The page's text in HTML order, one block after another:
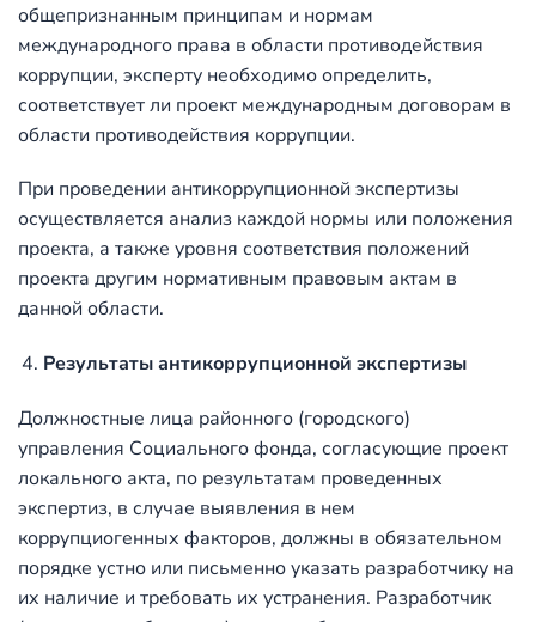
общепризнанным принципам и нормам
международного права в области противодействия
коррупции, эксперту необходимо определить,
соответствует ли проект международным договорам в
области противодействия коррупции.
При проведении антикоррупционной экспертизы
осуществляется анализ каждой нормы или положения
проекта, а также уровня соответствия положений
проекта другим нормативным правовым актам в
данной области.
Результаты антикоррупционной экспертизы
Должностные лица районного (городского)
управления Социального фонда, согласующие проект
локального акта, по результатам проведенных
экспертиз, в случае выявления в нем
коррупциогенных факторов, должны в обязательном
порядке устно или письменно указать разработчику на
их наличие и требовать их устранения. Разработчик